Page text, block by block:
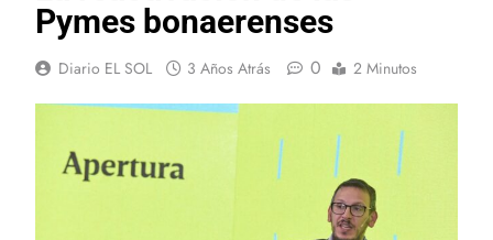
Pymes bonaerenses
Diario EL SOL 3 Años Atrás 0 2 Minutos